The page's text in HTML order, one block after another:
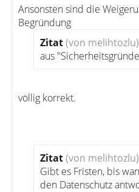
Ansonsten sind die
Begründung
Zitat(von melihtozlu)
aus
völlig korrekt.
Zitat(von melihtozlu)
Gibt es Fristen, bis
den Datenschutz